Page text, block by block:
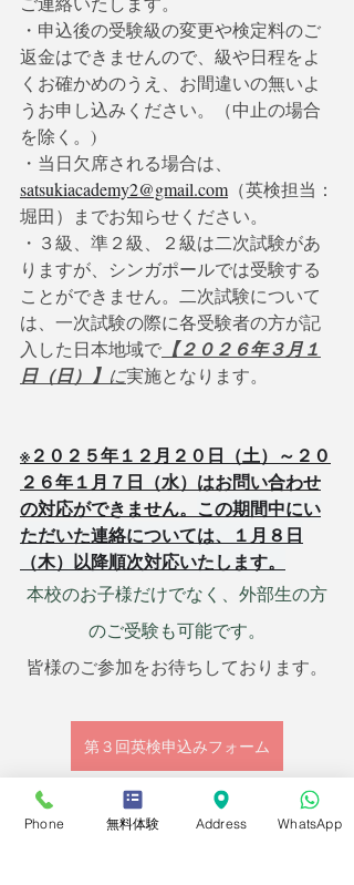
・申込後の受験級の変更や検定料のご
返金はできませんので、級や日程をよ
くお確かめのうえ、お間違いの無いよ
うお申し込みください。（中止の場合
を除く。)
・当日欠席される場合は、
satsukiacademy2@gmail.com （英検担当：
堀田）までお知らせください。
・３級、準２級、２級は二次試験があ
りますが、シンガポールでは受験する
ことができません。二次試験について
は、一次試験の際に各受験者の方が記
入した日本地域で 【２０２６年３月１
日（日）】 に実施となります。
※２０２５年１２月２０日（土）～２０
２６年１月７日（水）はお問い合わせ
の対応ができません。 この期間中にい
ただいた連絡については、１月８日
（木）以降順次対応いたします。
本校のお子様だけでなく、外部生の方
のご受験も可能です。
皆様のご参加をお待ちしております。
第３回英検申込みフォーム
Phone 無料体験 Address WhatsApp